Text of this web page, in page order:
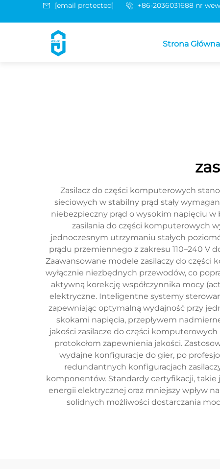
[email protected] +86-2036031688 nr
Strona Główna
Zasilacz do części komputerowych
sieciowych w stabilny prąd stały
niebezpieczny prąd o wysokim napięciu w
zasilania do części komputerowych
jednoczesnym utrzymaniu stałych
prądu przemiennego z zakresu 110–240 V
Zaawansowane modele zasilaczy do części
wyłącznie niezbędnych przewodów, co
aktywną korekcję współczynnika mocy
elektryczne. Inteligentne systemy
zapewniając optymalną wydajność przy
skokami napięcia, przepływem
jakości zasilacze do części
protokołom zapewnienia jakości.
wydajne konfiguracje do gier, po
redundantnych konfiguracjach
komponentów. Standardy certyfikacji, takie
energii elektrycznej oraz mniejszy wpływ
solidnych możliwości dostarczania